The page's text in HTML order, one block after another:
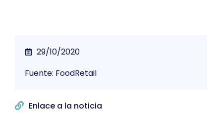
29/10/2020
Fuente: FoodRetail
Enlace a la noticia